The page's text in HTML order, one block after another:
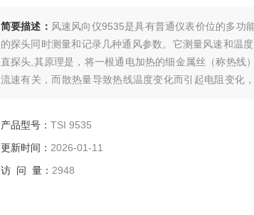
简要描述： 风速风向仪9535是具有普通仪表价位的多功
的探头同时测量和记录几种通风参数。它测量风速和温
直探头,其原理是，将一根通电加热的细金属丝（称热线
流速有关，而散热量导致热线温度变化而引起电阻变化
产品型号： TSI 9535
更新时间： 2026-01-11
访 问 量： 2948